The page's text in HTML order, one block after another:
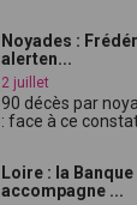
Noyades :
alerten...
2 juillet
90 décès par
: face à ce
Loire : la
accompagne ...